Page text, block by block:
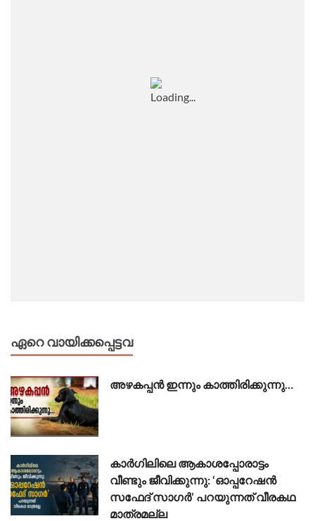
ഏറെ വായിക്കപ്പെട്ടവ
അഴകപ്പൻ ഇന്നും കാത്തിരിക്കുന്നു…
കാർഗിലിലെ ആകാശപ്പോരാട്ടം
വീണ്ടും ജീവിക്കുന്നു: ‘ഓപ്പറേഷൻ
സഫേദ് സാഗർ’ പറയുന്നത് വീരകഥ
മാത്രമല്ല